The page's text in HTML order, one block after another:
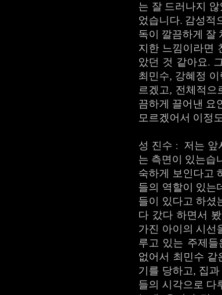
는 잘 드러나지
었습니다. 감성적
독이 깔끔하게 잘
지한 느낌이라면
았던 것 같아요.
최민수, 강혜정
르겠고, 전체적으
끔하게 끌어낸 요
모르겠어서 이정
성 진수 : 저는 앞
는 측면이 있는습
숙하게 보인다고
들의 역할이 있는
들이 있다고 하셨
다 갔다 하면서
가진 아이의 시선
루고 있는 주제
없어서 최민수
기를 당하고, 집
들의 시각으로 다